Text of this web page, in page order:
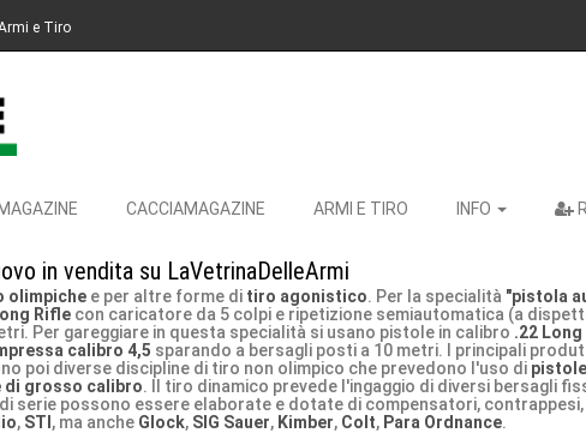
e Tiro
CACCIAMAGAZINE ARMI E TIRO INFO
in vendita su LaVetrinaDelleArmi
olimpiche e per altre forme di tiro agonistico. Per la specialità "pistola
Rifle con caricatore da 5 colpi e ripetizione semiautomatica (a
Per gareggiare in questa specialità si usano pistole in calibro .22
calibro 4,5 sparando a bersagli posti a 10 metri. I principali
poi diverse discipline di tiro non olimpico che prevedono l'uso di pistole
di grosso calibro. Il tiro dinamico prevede l'ingaggio di diversi bersagli
serie possono essere elaborate e dotate di compensatori,
, STI , ma anche Glock, SIG Sauer, Kimber, Colt, Para Ordnance.